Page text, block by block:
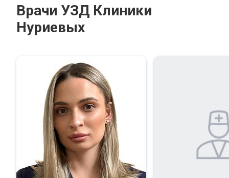
Врачи УЗД Клиники
Нуриевых